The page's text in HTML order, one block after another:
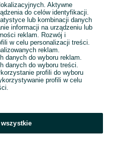
Aktywne
do celów identyfikacji.
lub kombinacji danych
informacji na urządzeniu lub
reklam. Rozwój i
w celu personalizacji treści.
reklam.
danych do wyboru reklam.
danych do wyboru treści.
profili do wyboru
profili w celu